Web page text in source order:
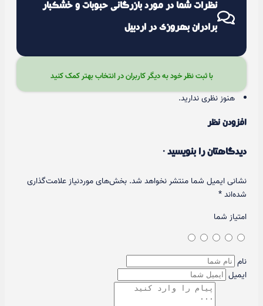
نظرات شما در مورد بازرگانی حبوبات و خشکبار
برادران بهروزی در اردبیل
با ثبت نظر خود به دیگر کاربران در انتخاب بهتر کمک کنید
هنوز نظری ندارید.
افزودن نظر
دیدگاهتان را بنویسید ·
نشانی ایمیل شما منتشر نخواهد شد. بخش‌های موردنیاز علامت‌گذاری
شده‌اند*
امتیاز شما
نام
ایمیل